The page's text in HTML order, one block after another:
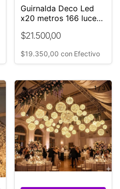
Guirnalda Deco Led
x20 metros 166 luces
$21.500,00
$19.350,00 con Efectivo
1/3